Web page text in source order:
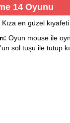
14 Oyunu
Kıza en güzel
Oyun mouse ile
sol tuşu ile tutup